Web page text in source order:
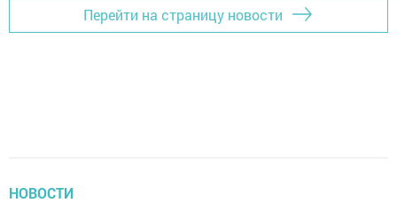
Перейти на страницу новости
НОВОСТИ